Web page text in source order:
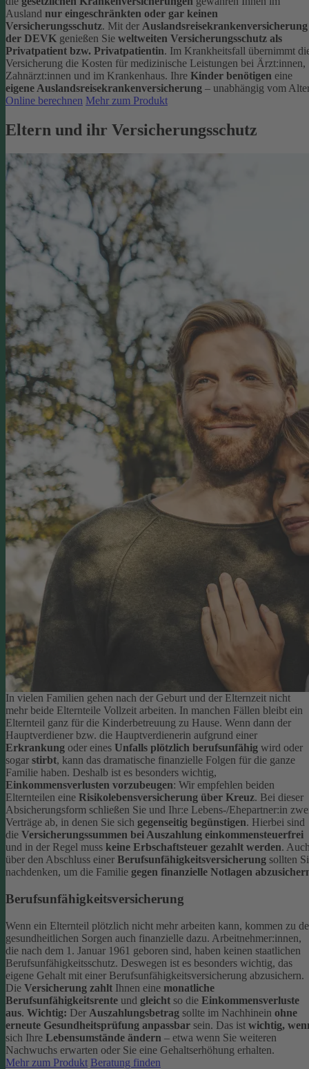
Ausland nur eingeschränkten oder gar keinen
Versicherungsschutz. Mit der Auslandsreisekrankenversicherung
der DEVK genießen Sie weltweiten Versicherungsschutz als
Privatpatient bzw. Privatpatientin. Im Krankheitsfall übernimmt
Versicherung die Kosten für medizinische Leistungen bei Ärzt:innen,
Zahnärzt:innen und im Krankenhaus. Ihre Kinder benötigen eine
eigene Auslandsreisekrankenversicherung – unabhängig vom
Online berechnen Mehr zum Produkt
Eltern und ihr Versicherungsschutz
In vielen Familien gehen nach der Geburt und der Elternzeit nicht
mehr beide Elternteile Vollzeit arbeiten. In manchen Fällen bleibt ein
Elternteil ganz für die Kinderbetreuung zu Hause. Wenn dann der
Hauptverdiener bzw. die Hauptverdienerin aufgrund einer
Erkrankung oder eines Unfalls plötzlich berufsunfähig wird oder
sogar stirbt, kann das dramatische finanzielle Folgen für die ganze
Familie haben. Deshalb ist es besonders wichtig,
Einkommensverlusten vorzubeugen: Wir empfehlen beiden
Elternteilen eine Risikolebensversicherung über Kreuz. Bei dieser
Absicherungsform schließen Sie und Ihr:e Lebens-/Ehepartner:in
Verträge ab, in denen Sie sich gegenseitig begünstigen. Hierbei sind
die Versicherungssummen bei Auszahlung einkommensteuerfrei
und in der Regel muss keine Erbschaftsteuer gezahlt werden.
über den Abschluss einer Berufsunfähigkeitsversicherung sollten
nachdenken, um die Familie gegen finanzielle Notlagen
Berufsunfähigkeitsversicherung
Wenn ein Elternteil plötzlich nicht mehr arbeiten kann, kommen zu
gesundheitlichen Sorgen auch finanzielle dazu. Arbeitnehmer:innen,
die nach dem 1. Januar 1961 geboren sind, haben keinen staatlichen
Berufsunfähigkeitsschutz. Deswegen ist es besonders wichtig, das
eigene Gehalt mit einer Berufsunfähigkeitsversicherung abzusichern.
Die Versicherung zahlt Ihnen eine monatliche
Berufsunfähigkeitsrente und gleicht so die Einkommensverluste
aus. Wichtig: Der Auszahlungsbetrag sollte im Nachhinein ohne
erneute Gesundheitsprüfung anpassbar sein. Das ist wichtig,
sich Ihre Lebensumstände ändern – etwa wenn Sie weiteren
Nachwuchs erwarten oder Sie eine Gehaltserhöhung erhalten.
Mehr zum Produkt Beratung finden